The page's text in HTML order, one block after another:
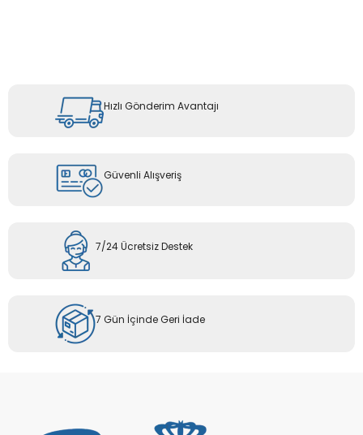
Hızlı Gönderim Avantajı
Güvenli Alışveriş
7/24 Ücretsiz Destek
7 Gün İçinde Geri İade